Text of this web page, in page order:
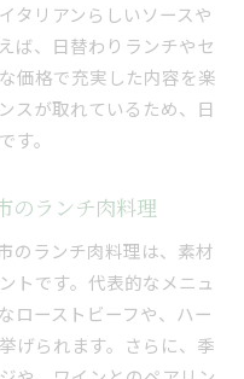
タリアンらしいソースや
ば、日替わりランチやセ
価格で充実した内容を楽
スが取れているため、日
す。
のランチ肉料理
のランチ肉料理は、素材
トです。代表的なメニュ
ローストビーフや、ハー
げられます。さらに、季